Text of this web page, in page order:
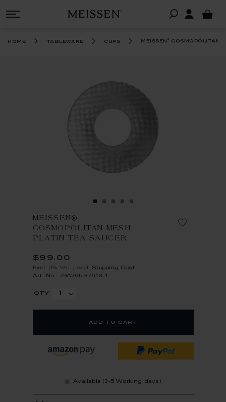
home tableware cups meissen ® cosmopolitan
MEISSEN®
COSMOPOLITAN MESH
PLATIN TEA SAUCER
$99.00
Excl. 0% VAT excl. Shipping Cost
Art.-No.: 79A265-37613-1
qty
add to cart
Available (3-5 Working days)